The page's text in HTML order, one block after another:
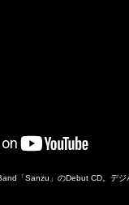
「Sanzu」のDebut CD。デ